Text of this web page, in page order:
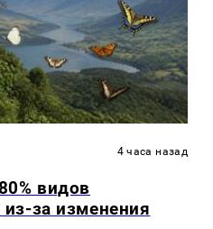
4 часа назад
видов
за изменения